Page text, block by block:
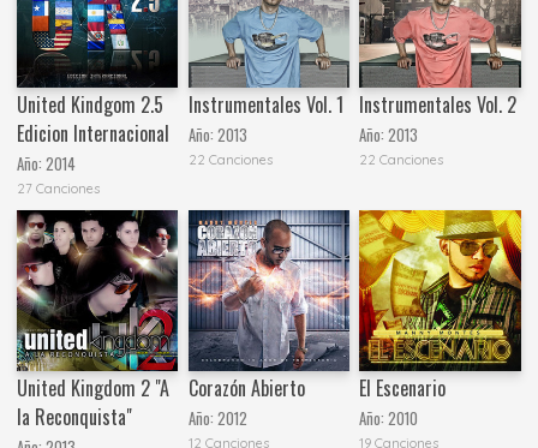
United Kindgom 2.5
Edicion Internacional
Año:2014
27 Canciones
Instrumentales Vol. 1
Año: 2013
22 Canciones
Instrumentales Vol. 2
Año:2013
22 Canciones
United Kingdom 2 "A
la Reconquista"
Corazón Abierto
Año: 2012
12 Canciones
El Escenario
Año:2010
19 Canciones